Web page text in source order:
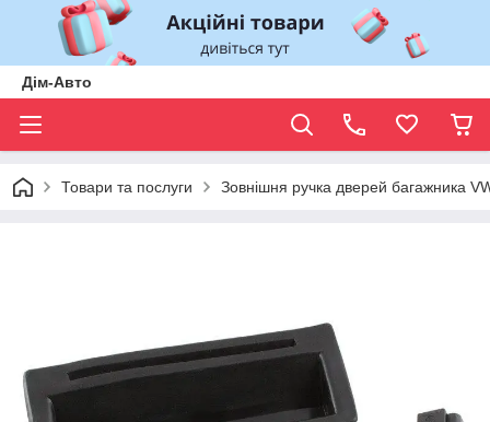
Дім-Авто
Товари та послуги Зовнішня ручка дверей багажника